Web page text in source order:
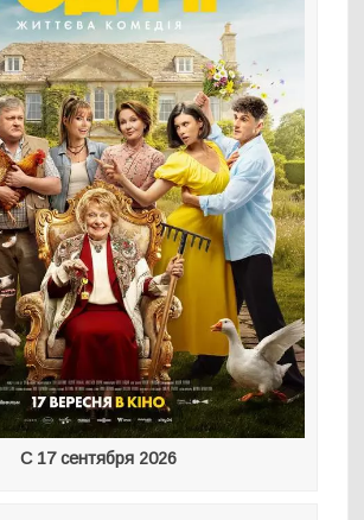
С 17 сентября 2026